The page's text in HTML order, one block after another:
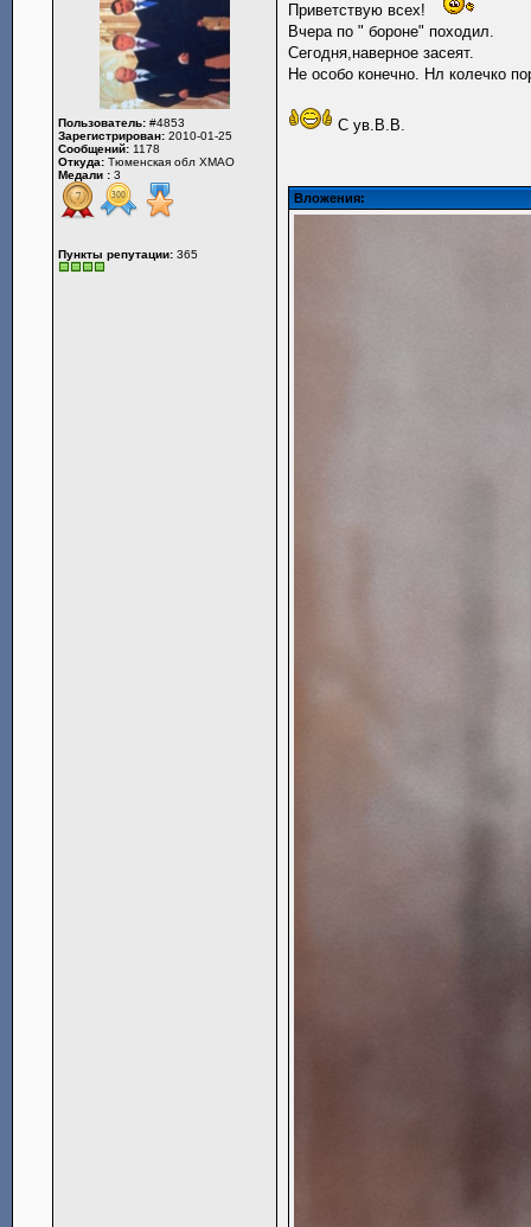
Пользователь: #4853
Зарегистрирован: 2010-01-25
Сообщений: 1178
Откуда: Тюменская обл ХМАО
Медали : 3
Пункты репутации: 365
Приветствую всех!
Вчера по " бороне" походил.
Сегодня,наверное засеят.
Не особо конечно. Нл колечко
С ув.В.В.
Вложения: